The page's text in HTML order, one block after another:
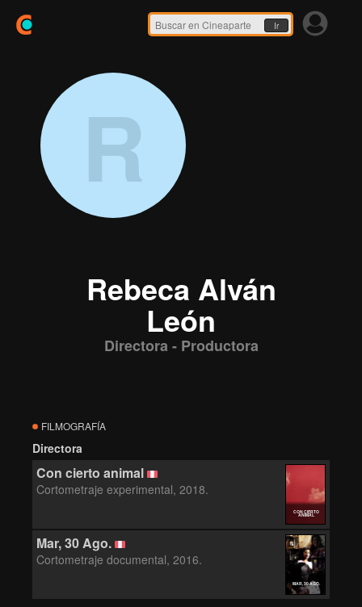
Ir
R
Rebeca Alván
León
Directora - Productora
FILMOGRAFÍA
Directora
Con cierto animal
Cortometraje experimental, 2018.
CON CIERTO
ANIMAL
Mar, 30 Ago.
Cortometraje documental, 2016.
MAR, 30 AGO.